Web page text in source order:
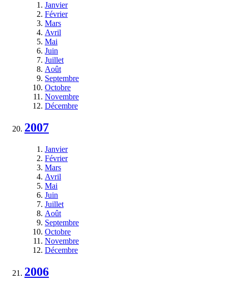
Janvier
Février
Mars
Avril
Mai
Juin
Juillet
Août
Septembre
Octobre
Novembre
Décembre
2007
Janvier
Février
Mars
Avril
Mai
Juin
Juillet
Août
Septembre
Octobre
Novembre
Décembre
2006